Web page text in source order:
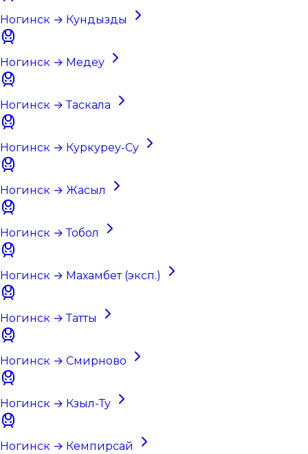
Ногинск → Кундызды
Ногинск → Медеу
Ногинск → Таскала
Ногинск → Куркуреу-Су
Ногинск → Жасыл
Ногинск → Тобол
Ногинск → Махамбет (эксп.)
Ногинск → Татты
Ногинск → Смирново
Ногинск → Кзыл-Ту
Ногинск → Кемпирсай